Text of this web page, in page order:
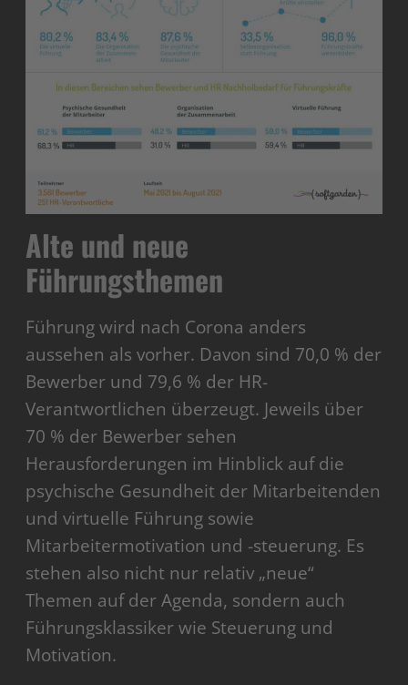
Alte und neue
Führungsthemen
Führung wird nach Corona anders
aussehen als vorher. Davon sind 70,0 % der
Bewerber und 79,6 % der HR-
Verantwortlichen überzeugt. Jeweils über
70 % der Bewerber sehen
Herausforderungen im Hinblick auf die
psychische Gesundheit der Mitarbeitenden
und virtuelle Führung sowie
Mitarbeitermotivation und -steuerung. Es
stehen also nicht nur relativ „neue“
Themen auf der Agenda, sondern auch
Führungsklassiker wie Steuerung und
Motivation.